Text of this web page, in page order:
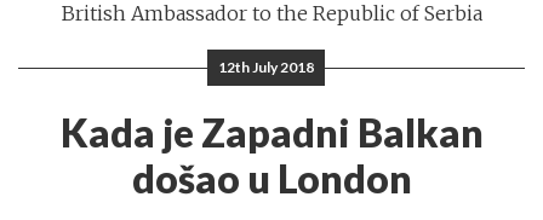
British Ambassador to the Republic of Serbia
12th July 2018
Kada je Zapadni Balkan
došao u London